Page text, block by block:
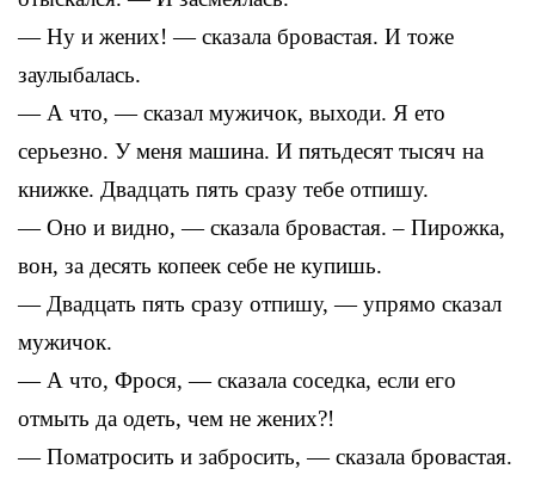
— Ну и жених! — сказала бровастая. И тоже
заулыбалась.
— А что, — сказал мужичок, выходи. Я ето
серьезно. У меня машина. И пятьдесят тысяч на
книжке. Двадцать пять сразу тебе отпишу.
— Оно и видно, — сказала бровастая. – Пирожка,
вон, за десять копеек себе не купишь.
— Двадцать пять сразу отпишу, — упрямо сказал
мужичок.
— А что, Фрося, — сказала соседка, если его
отмыть да одеть, чем не жених?!
— Поматросить и забросить, — сказала бровастая.